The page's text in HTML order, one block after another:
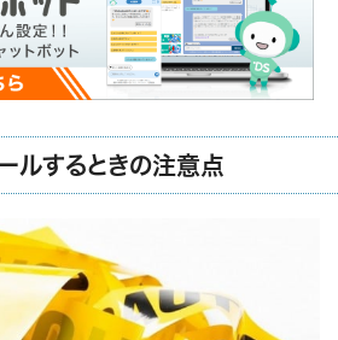
ルするときの注意点